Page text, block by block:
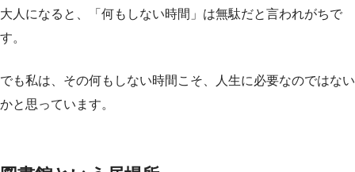
大人になると、「何もしない時間」は無駄だと言われがちで
す。
でも私は、その何もしない時間こそ、人生に必要なのではない
かと思っています。